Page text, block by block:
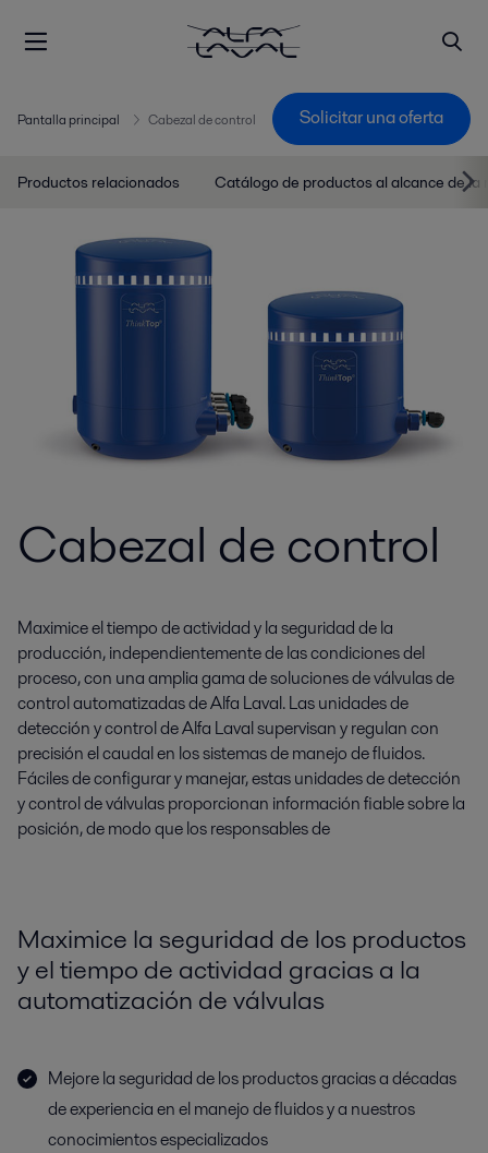
Pantalla principal Cabezal de control Solicitar una oferta
Productos relacionados Catálogo de productos al alcance de la
Cabezal de control
Maximice el tiempo de actividad y la seguridad de la
producción, independientemente de las condiciones del
proceso, con una amplia gama de soluciones de válvulas de
control automatizadas de Alfa Laval. Las unidades de
detección y control de Alfa Laval supervisan y regulan con
precisión el caudal en los sistemas de manejo de fluidos.
Fáciles de configurar y manejar, estas unidades de detección
y control de válvulas proporcionan información fiable sobre la
posición, de modo que los responsables de
Maximice la seguridad de los productos
y el tiempo de actividad gracias a la
automatización de válvulas
Mejore la seguridad de los productos gracias a décadas
de experiencia en el manejo de fluidos y a nuestros
conocimientos especializados